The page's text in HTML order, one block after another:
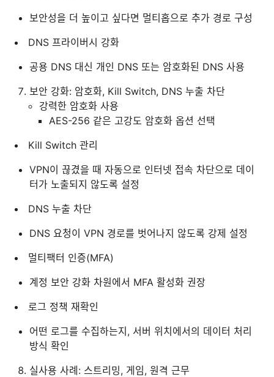
보안성을 더 높이고 싶다면 멀티홉으로 추가 경로 구성
DNS 프라이버시 강화
공용 DNS 대신 개인 DNS 또는 암호화된 DNS 사용
보안 강화: 암호화, Kill Switch, DNS 누출 차단
강력한 암호화 사용
AES-256 같은 고강도 암호화 옵션 선택
Kill Switch 관리
VPN이 끊겼을 때 자동으로 인터넷 접속 차단으로 데이
터가 노출되지 않도록 설정
DNS 누출 차단
DNS 요청이 VPN 경로를 벗어나지 않도록 강제 설정
멀티팩터 인증(MFA)
계정 보안 강화 차원에서 MFA 활성화 권장
로그 정책 재확인
어떤 로그를 수집하는지, 서버 위치에서의 데이터 처리
방식 확인
실사용 사례: 스트리밍, 게임, 원격 근무